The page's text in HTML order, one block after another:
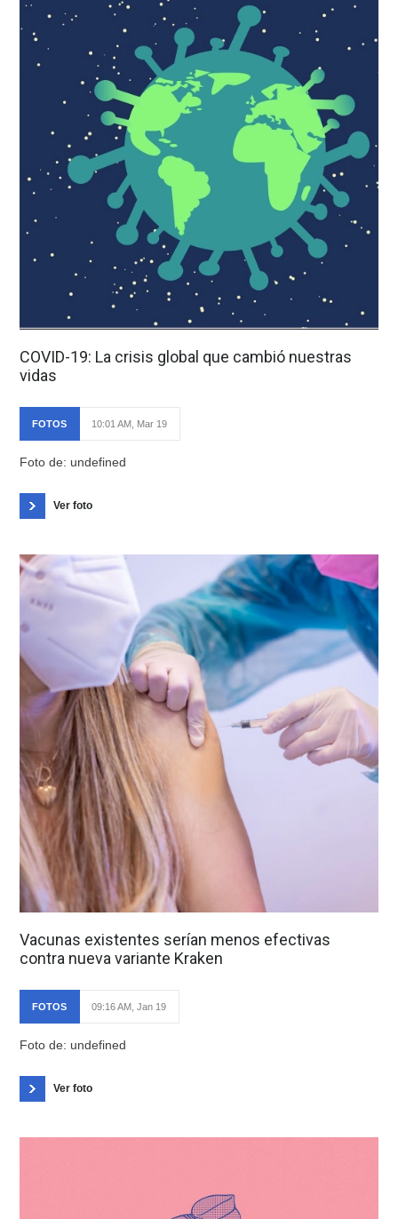
COVID-19: La crisis global que cambió nuestras
vidas
FOTOS 10:01 AM, Mar 19
Foto de: undefined
Ver foto
Vacunas existentes serían menos efectivas
contra nueva variante Kraken
FOTOS 09:16 AM, Jan 19
Foto de: undefined
Ver foto